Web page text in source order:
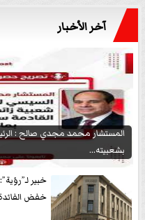
آخر الأخبار
المستشار محمد مجدي صالح :
بشعبيته...
خبير
خفض